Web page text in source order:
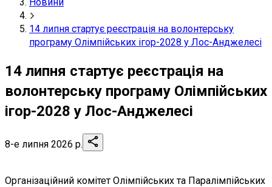
14 липня стартує реєстрація на волонтерську
програму Олімпійських ігор-2028 у Лос-Анджелесі
14 липня стартує реєстрація на
волонтерську програму Олімпійських
ігор-2028 у Лос-Анджелесі
8-е липня 2026 р.
Організаційний комітет Олімпійських та Паралімпійських